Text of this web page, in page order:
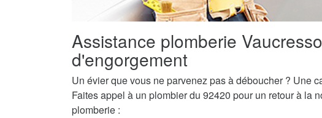
Assistance plomberie
d'engorgement
Un évier que vous ne parvenez pas à déboucher ? Une
Faites appel à un plombier du 92420 pour un retour à la
plomberie :